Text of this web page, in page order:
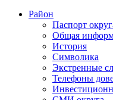
Район
Паспорт
Общая
История
Символика
Экстренные
Телефоны